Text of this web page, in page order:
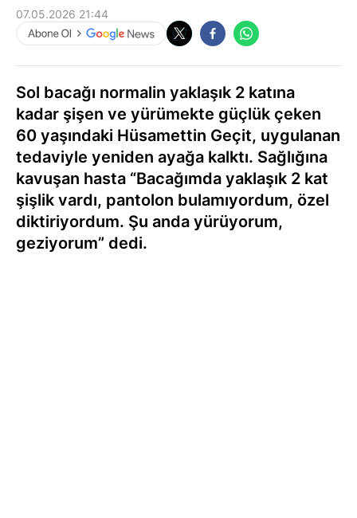
07.05.2026 21:44
Sol bacağı normalin yaklaşık 2 katına
kadar şişen ve yürümekte güçlük çeken
60 yaşındaki Hüsamettin Geçit, uygulanan
tedaviyle yeniden ayağa kalktı. Sağlığına
kavuşan hasta “Bacağımda yaklaşık 2 kat
şişlik vardı, pantolon bulamıyordum, özel
diktiriyordum. Şu anda yürüyorum,
geziyorum” dedi.